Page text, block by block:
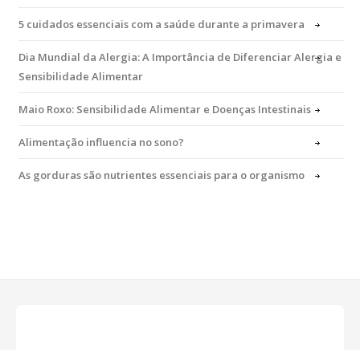
5 cuidados essenciais com a saúde durante a primavera
Dia Mundial da Alergia: A Importância de Diferenciar Alergia e
Sensibilidade Alimentar
Maio Roxo: Sensibilidade Alimentar e Doenças Intestinais
Alimentação influencia no sono?
As gorduras são nutrientes essenciais para o organismo